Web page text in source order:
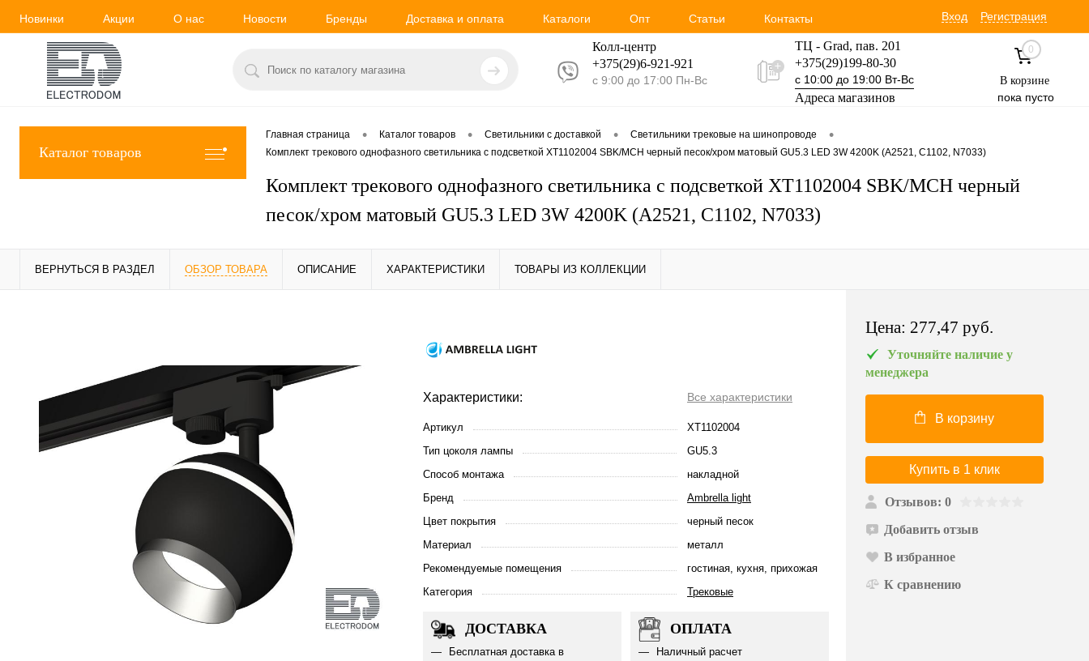
Новинки Акции О нас Новости Бренды Доставка и оплата Каталоги Опт Статьи Контакты Вход Регистрация
Колл-центр
+375(29)6-921-921
с 9:00 до 17:00 Пн-Вс
ТЦ - Grad, пав. 201
+375(29)199-80-30
с 10:00 до 19:00 Вт-Вс
Адреса магазинов
+375(29)354-30-60
с 9:00 до 17:00 Вт-Вс
0
В корзине
пока пусто
Каталог товаров
Главная страница • Каталог товаров • Светильники с доставкой • Светильники трековые на шинопроводе •
Комплект трекового однофазного светильника с подсветкой XT1102004 SBK/MCH черный песок/хром матовый GU5.3 LED 3W 4200K (A2521, C1102, N7033)
Комплект трекового однофазного светильника с подсветкой XT1102004 SBK/MCH черный
песок/хром матовый GU5.3 LED 3W 4200K (A2521, C1102, N7033)
ВЕРНУТЬСЯ В РАЗДЕЛ ОБЗОР ТОВАРА ОПИСАНИЕ ХАРАКТЕРИСТИКИ ТОВАРЫ ИЗ КОЛЛЕКЦИИ
Характеристики: Все характеристики
Артикул
XT1102004
Тип цоколя лампы
GU5.3
Способ монтажа
накладной
Бренд
Ambrella light
Цвет покрытия
черный песок
Материал
металл
Рекомендуемые помещения
гостиная, кухня, прихожая
Категория
Трековые
ДОСТАВКА
Бесплатная доставка в
ОПЛАТА
Наличный расчет
Цена: 277,47 pуб.
Уточняйте наличие у
менеджера
В корзину
Купить в 1 клик
Отзывов: 0
Добавить отзыв
В избранное
К сравнению